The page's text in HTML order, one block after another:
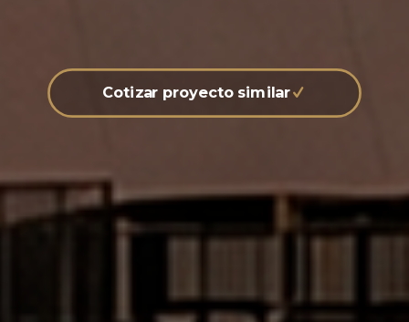
Cotizar proyecto similar